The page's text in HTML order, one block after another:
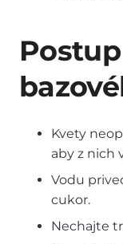
Kvety
aby z nich
Vodu
cukor.
Nechajte